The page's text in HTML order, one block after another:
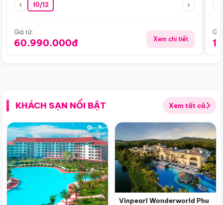
10/12
Giá từ:
60.990.000đ Xem chi tiết
KHÁCH SẠN NỔI BẬT Xem tất cả
Vinpearl Wonderworld Phu